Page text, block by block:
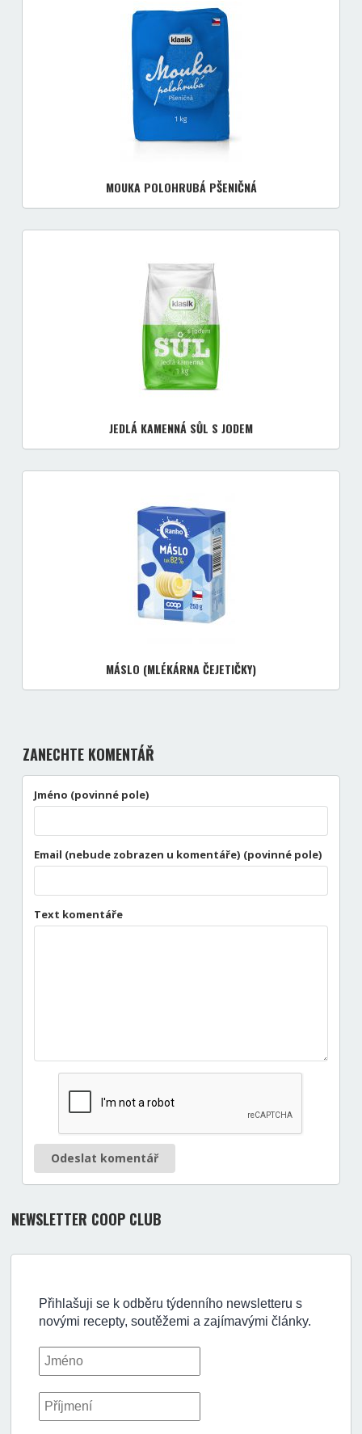
MOUKA POLOHRUBÁ PŠENIČNÁ
JEDLÁ KAMENNÁ SŮL S JODEM
MÁSLO (MLÉKÁRNA ČEJETIČKY)
ZANECHTE KOMENTÁŘ
Jméno (povinné pole)
Email (nebude zobrazen u komentáře) (povinné pole)
Text komentáře
Odeslat komentář
NEWSLETTER COOP CLUB